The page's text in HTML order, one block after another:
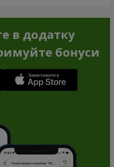
в додатку
бонуси